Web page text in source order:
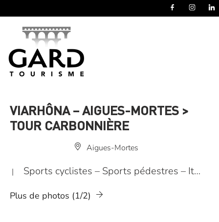
VIARHÔNA – AIGUES-MORTES >
TOUR CARBONNIÈRE
Aigues-Mortes
| Sports cyclistes – Sports pédestres – It…
Plus de photos (1/2)